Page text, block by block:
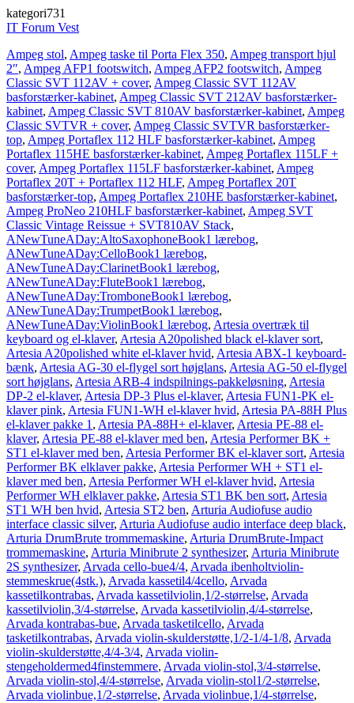
kategori731
IT Forum Vest
Ampeg stol, Ampeg taske til Porta Flex 350, Ampeg transport hjul
2″, Ampeg AFP1 footswitch, Ampeg AFP2 footswitch, Ampeg
Classic SVT 112AV + cover, Ampeg Classic SVT 112AV
basforstærker-kabinet, Ampeg Classic SVT 212AV basforstærker-
kabinet, Ampeg Classic SVT 810AV basforstærker-kabinet, Ampeg
Classic SVTVR + cover, Ampeg Classic SVTVR basforstærker-
top, Ampeg Portaflex 112 HLF basforstærker-kabinet, Ampeg
Portaflex 115HE basforstærker-kabinet, Ampeg Portaflex 115LF +
cover, Ampeg Portaflex 115LF basforstærker-kabinet, Ampeg
Portaflex 20T + Portaflex 112 HLF, Ampeg Portaflex 20T
basforstærker-top, Ampeg Portaflex 210HE basforstærker-kabinet,
Ampeg ProNeo 210HLF basforstærker-kabinet, Ampeg SVT
Classic Vintage Reissue + SVT810AV Stack,
ANewTuneADay:AltoSaxophoneBook1 lærebog,
ANewTuneADay:CelloBook1 lærebog,
ANewTuneADay:ClarinetBook1 lærebog,
ANewTuneADay:FluteBook1 lærebog,
ANewTuneADay:TromboneBook1 lærebog,
ANewTuneADay:TrumpetBook1 lærebog,
ANewTuneADay:ViolinBook1 lærebog, Artesia overtræk til
keyboard og el-klaver, Artesia A20polished black el-klaver sort,
Artesia A20polished white el-klaver hvid, Artesia ABX-1 keyboard-
bænk, Artesia AG-30 el-flygel sort højglans, Artesia AG-50 el-flygel
sort højglans, Artesia ARB-4 indspilnings-pakkeløsning, Artesia
DP-2 el-klaver, Artesia DP-3 Plus el-klaver, Artesia FUN1-PK el-
klaver pink, Artesia FUN1-WH el-klaver hvid, Artesia PA-88H Plus
el-klaver pakke 1 , Artesia PA-88H+ el-klaver, Artesia PE-88 el-
klaver, Artesia PE-88 el-klaver med ben, Artesia Performer BK +
ST1 el-klaver med ben, Artesia Performer BK el-klaver sort, Artesia
Performer BK elklaver pakke, Artesia Performer WH + ST1 el-
klaver med ben, Artesia Performer WH el-klaver hvid, Artesia
Performer WH elklaver pakke, Artesia ST1 BK ben sort, Artesia
ST1 WH ben hvid, Artesia ST2 ben, Arturia Audiofuse audio
interface classic silver, Arturia Audiofuse audio interface deep black,
Arturia DrumBrute trommemaskine, Arturia DrumBrute-Impact
trommemaskine, Arturia Minibrute 2 synthesizer, Arturia Minibrute
2S synthesizer, Arvada cello-bue4/4, Arvada ibenholtviolin-
stemmeskrue(4stk.), Arvada kassetil4/4cello, Arvada
kassetilkontrabas, Arvada kassetilviolin,1/2-størrelse, Arvada
kassetilviolin,3/4-størrelse, Arvada kassetilviolin,4/4-størrelse,
Arvada kontrabas-bue, Arvada tasketilcello, Arvada
tasketilkontrabas, Arvada violin-skulderstøtte,1/2-1/4-1/8, Arvada
violin-skulderstøtte,4/4-3/4, Arvada violin-
stengeholdermed4finstemmere, Arvada violin-stol,3/4-størrelse,
Arvada violin-stol,4/4-størrelse, Arvada violin-stol1/2-størrelse,
Arvada violinbue,1/2-størrelse, Arvada violinbue,1/4-størrelse,